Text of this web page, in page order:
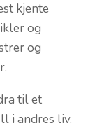
kjente
og
og
til et
i andres liv.